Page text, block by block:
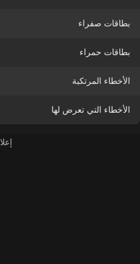
بطاقات صفراء
بطاقات حمراء
الأخطاء المرتكبة
الأخطاء التي تعرض لها